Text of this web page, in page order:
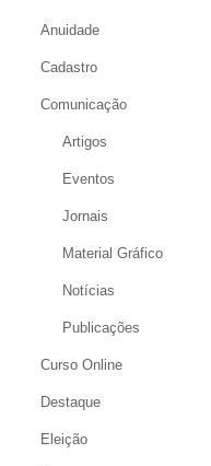
Anuidade
Cadastro
Comunicação
Artigos
Eventos
Jornais
Material Gráfico
Notícias
Publicações
Curso Online
Destaque
Eleição